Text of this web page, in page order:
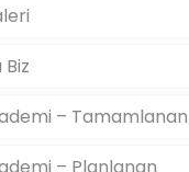
Biz
– Tamamlanan